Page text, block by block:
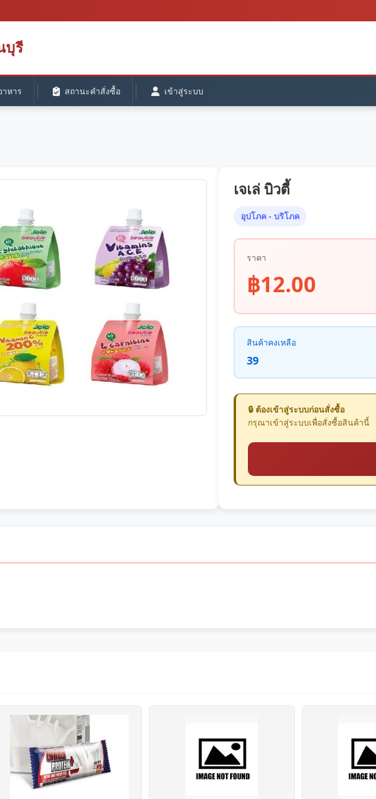
บุรี
าหาร สถานะคำสั่งซื้อ เข้าสู่ระบบ
เจเล่ บิวตี้
อุปโภค - บริโภค
ราคา
฿12.00
สินค้าคงเหลือ
39
🔒 ต้องเข้าสู่ระบบก่อนสั่งซื้อ
กรุณาเข้าสู่ระบบเพื่อสั่งซื้อสินค้านี้